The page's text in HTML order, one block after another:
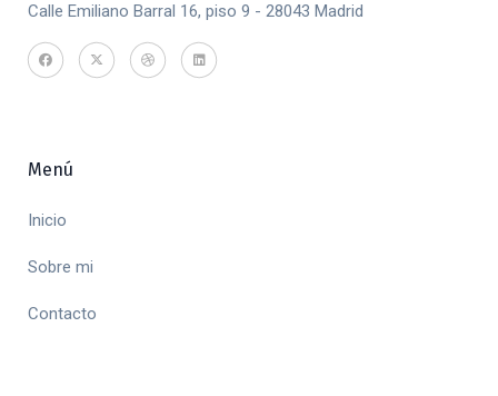
Calle Emiliano Barral 16, piso 9 - 28043 Madrid
Menú
Inicio
Sobre mi
Contacto